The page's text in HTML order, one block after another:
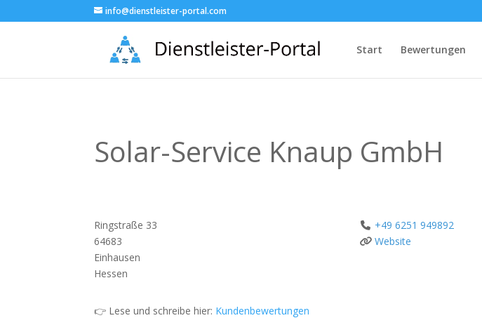
info@dienstleister-portal.com
Start Bewertungen
Solar-Service Knaup GmbH
Ringstraße 33
64683
Einhausen
Hessen
👉 Lese und schreibe hier: Kundenbewertungen
+49 6251 949892
Website